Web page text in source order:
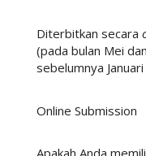
Diterbitkan secara
(pada bulan Mei
sebelumnya Januari
Online Submission